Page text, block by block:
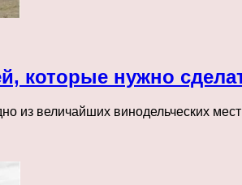
которые нужно
из величайших винодельческих